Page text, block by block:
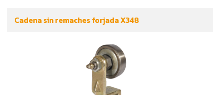
Cadena sin remaches forjada X348